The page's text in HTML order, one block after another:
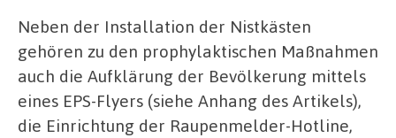
Neben der Installation der Nistkästen
gehören zu den prophylaktischen Maßnahmen
auch die Aufklärung der Bevölkerung mittels
eines EPS-Flyers (siehe Anhang des Artikels),
die Einrichtung der Raupenmelder-Hotline,